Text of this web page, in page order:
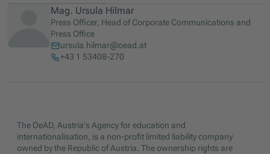
Mag. Ursula Hilmar
Press Officer, Head of Corporate Communications and
Press Office
ursula.hilmar@oead.at
+43 1 53408-270
The OeAD, Austria's Agency for education and
internationalisation, is a non-profit limited liability company
owned by the Republic of Austria. The ownership rights are